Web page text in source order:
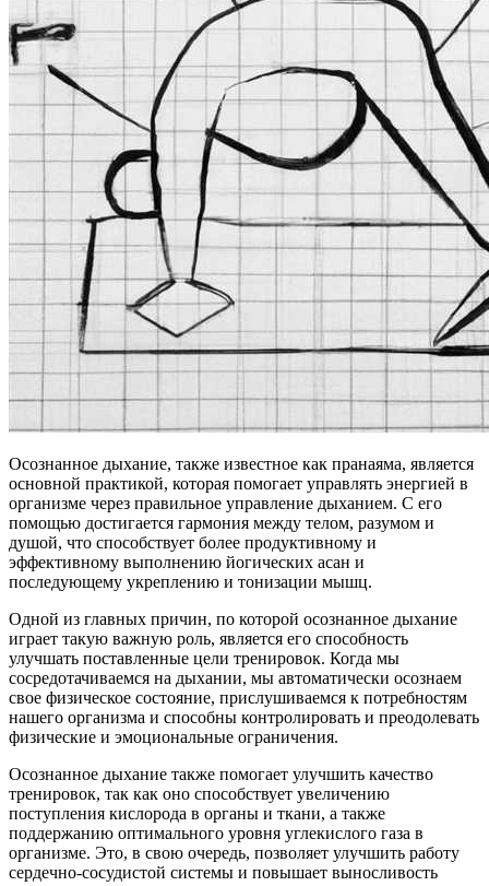
Осознанное дыхание, также известное как пранаяма, является
основной практикой, которая помогает управлять энергией в
организме через правильное управление дыханием. С его
помощью достигается гармония между телом, разумом и
душой, что способствует более продуктивному и
эффективному выполнению йогических асан и
последующему укреплению и тонизации мышц.
Одной из главных причин, по которой осознанное дыхание
играет такую важную роль, является его способность
улучшать поставленные цели тренировок. Когда мы
сосредотачиваемся на дыхании, мы автоматически осознаем
свое физическое состояние, прислушиваемся к потребностям
нашего организма и способны контролировать и преодолевать
физические и эмоциональные ограничения.
Осознанное дыхание также помогает улучшить качество
тренировок, так как оно способствует увеличению
поступления кислорода в органы и ткани, а также
поддержанию оптимального уровня углекислого газа в
организме. Это, в свою очередь, позволяет улучшить работу
сердечно-сосудистой системы и повышает выносливость